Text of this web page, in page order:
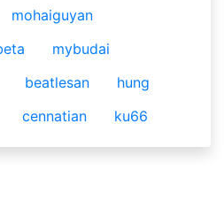
mohaiguyan
mybudai
beatlesan
hung
cennatian ku66